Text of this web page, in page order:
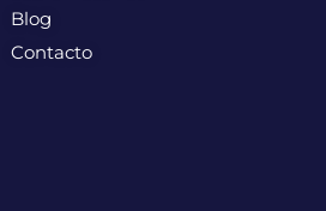
Blog
Contacto